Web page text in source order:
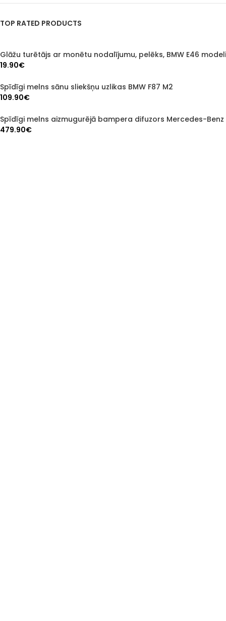
TOP RATED PRODUCTS
Glāžu turētājs ar monētu nodalījumu, pelēks, BMW E46
19.90€
Spīdīgi melns sānu sliekšņu uzlikas BMW F87 M2
109.90€
Spīdīgi melns aizmugurējā bampera difuzors Mercedes-Benz
479.90€